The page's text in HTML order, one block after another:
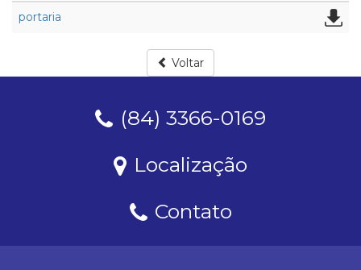
portaria
Voltar
(84) 3366-0169
Localização
Contato